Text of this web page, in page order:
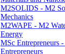
M2SOLIDS - M2
Mechanics
M2WAPE - M2
Energy
MSc Entrepreneurs
Entrepreneurs